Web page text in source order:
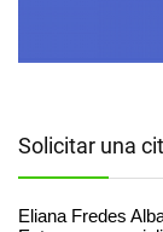
Solicitar una
Eliana Fredes